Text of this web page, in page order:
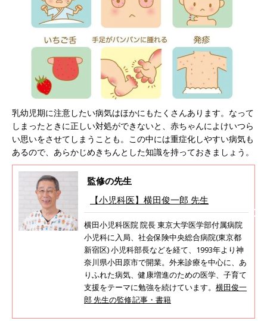
乳幼児期に注意したい病気はほかにもたくさんあります。なって
しまったときに正しい対処ができないと、赤ちゃんによけいつら
い思いをさせてしまうことも。この中には重症化しやすい病気も
あるので、あらかじめきちんとした知識を持っておきましょう。
監修の先生
【小児科医】横田俊一郎 先生
横田小児科医院 院長 東京大学医学部付属病院
小児科に入局、社会保険中央総合病院(東京都
新宿区) 小児科部長などを経て、1993年より神
奈川県小田原市で開業。外来診療を中心に、あ
りふれた病気、健康増進のための医学、子育て
支援をテーマに勉強を続けています。 横田俊一
郎 先生の監修記事・書籍